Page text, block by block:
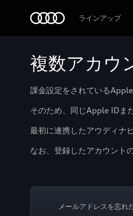
ラインアップ
複数アカウ
課金設定をされている
そのため、同じApple IDま
最初に連携したアウディナ
なお、登録したアカウント
メールアドレスを忘れ